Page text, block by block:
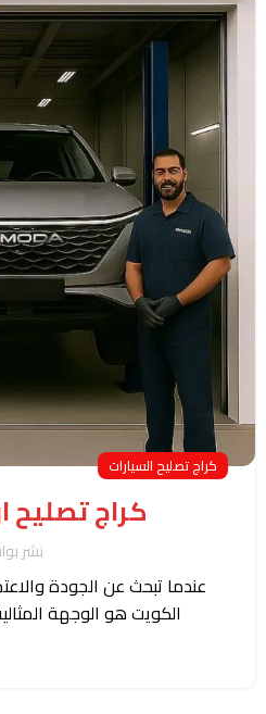
كراج تصليح السيارات
كراج تصليح
نشر
عندما تبحث عن الجودة
الكويت هو الوجهة